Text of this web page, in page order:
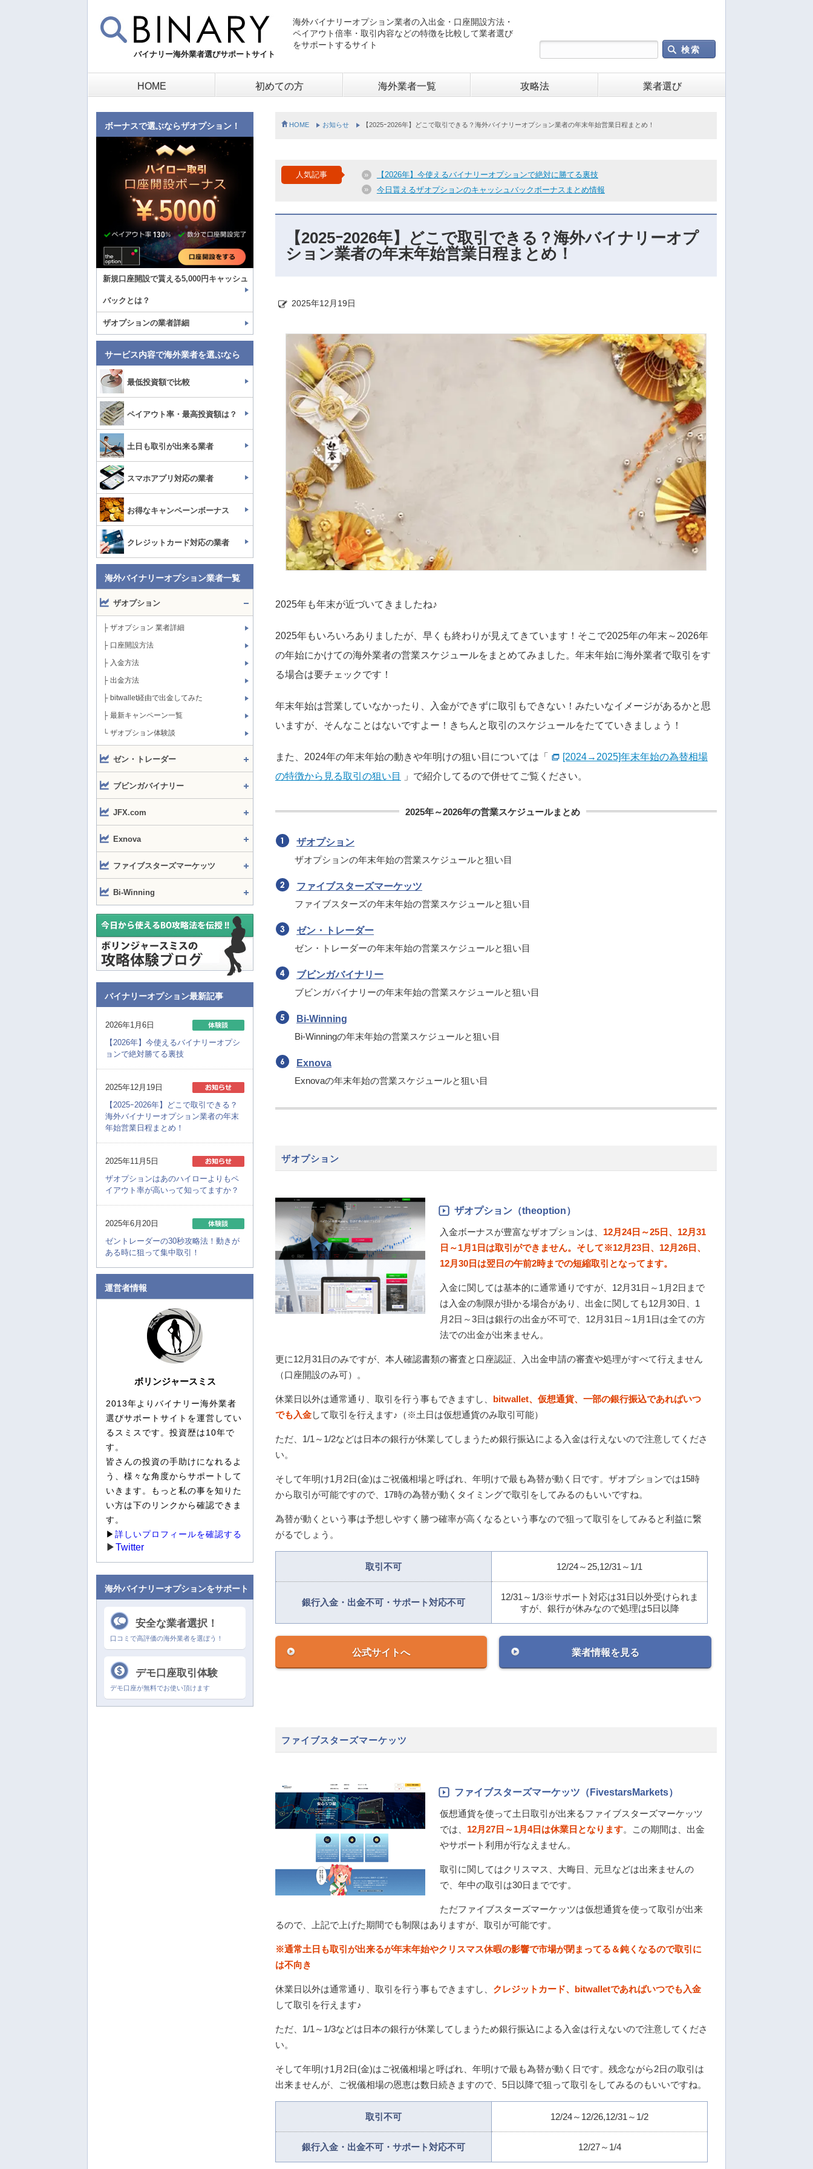
バイナリー海外業者選びサポートサイト
海外バイナリーオプション業者の入出金・口座開設方法・
ペイアウト倍率・取引内容などの特徴を比較して業者選び
をサポートするサイト
HOME 初めての方 海外業者一覧 攻略法 業者選び
HOME お知らせ 【2025ｰ2026年】どこで取引できる？海外バイナリーオプション業者の年末年始営業日程まとめ！
人気記事
【2026年】今使えるバイナリーオプションで絶対に勝てる裏技
今日貰えるザオプションのキャッシュバックボーナスまとめ情報
【2025ｰ2026年】どこで取引できる？海外バイナリーオプ
ション業者の年末年始営業日程まとめ！
2025年12月19日
2025年も年末が近づいてきましたね♪
2025年もいろいろありましたが、早くも終わりが見えてきています！そこで2025年の年末～2026年
の年始にかけての海外業者の営業スケジュールをまとめてみました。年末年始に海外業者で取引をす
る場合は要チェックです！
年末年始は営業していなかったり、入金ができずに取引もできない！みたいなイメージがあるかと思
いますが、そんなことはないですよー！きちんと取引のスケジュールをたてていきましょう！
また、2024年の年末年始の動きや年明けの狙い目については「
[2024→2025]年末年始の為替相場
の特徴から見る取引の狙い目
」で紹介してるので併せてご覧ください。
2025年～2026年の営業スケジュールまとめ
ザオプション
ザオプションの年末年始の営業スケジュールと狙い目
ファイブスターズマーケッツ
ファイブスターズの年末年始の営業スケジュールと狙い目
ゼン・トレーダー
ゼン・トレーダーの年末年始の営業スケジュールと狙い目
ブビンガバイナリー
ブビンガバイナリーの年末年始の営業スケジュールと狙い目
Bi-Winning
Bi-Winningの年末年始の営業スケジュールと狙い目
Exnova
Exnovaの年末年始の営業スケジュールと狙い目
ザオプション
ザオプション（theoption）
入金ボーナスが豊富なザオプションは、 12月24日～25日、12月31
日～1月1日は取引ができません。そして※12月23日、12月26日、
12月30日は翌日の午前2時までの短縮取引 となってます。
入金に関しては基本的に通常通りですが、12月31日～1月2日まで
は入金の制限が掛かる場合があり、出金に関しても12月30日、1
月2日～3日は銀行の出金が不可で、12月31日～1月1日は全ての方
法での出金が出来ません。
更に12月31日のみですが、本人確認書類の審査と口座認証、入出金申請の審査や処理がすべて行えません
（口座開設のみ可）。
休業日以外は通常通り、取引を行う事もできますし、
bitwallet、仮想通貨、一部の銀行振込であればいつ
でも入金して取引を行えます♪（※土日は仮想通貨のみ取引可能）
ただ、1/1～1/2などは日本の銀行が休業してしまうため銀行振込による入金は行えないので注意してくださ
い。
そして年明け1月2日(金)はご祝儀相場と呼ばれ、年明けで最も為替が動く日です。ザオプションでは15時
から取引が可能ですので、17時の為替が動くタイミングで取引をしてみるのもいいですね。
為替が動くという事は予想しやすく勝つ確率が高くなるという事なので狙って取引をしてみると利益に繋
がるでしょう。
取引不可 12/24～25,12/31～1/1
銀行入金・出金不可・サポート対応不可
12/31～1/3※サポート対応は31日以外受けられま
すが、銀行が休みなので処理は5日以降
公式サイトへ 業者情報を見る
ファイブスターズマーケッツ
ファイブスターズマーケッツ（FivestarsMarkets）
仮想通貨を使って土日取引が出来るファイブスターズマーケッツ
では、 12月27日～1月4日は休業日となります。この期間は、出金
やサポート利用が行なえません。
取引に関してはクリスマス、大晦日、元旦などは出来ませんの
で、年中の取引は30日までです。
ただファイブスターズマーケッツは仮想通貨を使って取引が出来
るので、上記で上げた期間でも制限はありますが、取引が可能です。
※通常土日も取引が出来るが年末年始やクリスマス休暇の影響で市場が閉まってる＆鈍くなるので取引に
は不向き
休業日以外は通常通り、取引を行う事もできますし、 クレジットカード、bitwalletであればいつでも入金
して取引を行えます♪
ただ、1/1～1/3などは日本の銀行が休業してしまうため銀行振込による入金は行えないので注意してくださ
い。
そして年明け1月2日(金)はご祝儀相場と呼ばれ、年明けで最も為替が動く日です。残念ながら2日の取引は
出来ませんが、ご祝儀相場の恩恵は数日続きますので、5日以降で狙って取引をしてみるのもいいですね。
取引不可 12/24～12/26,12/31～1/2
銀行入金・出金不可・サポート対応不可 12/27～1/4
ボーナスで選ぶならザオプション！
新規口座開設で貰える5,000円キャッシュ
バックとは？
ザオプションの業者詳細
サービス内容で海外業者を選ぶなら
最低投資額で比較
ペイアウト率・最高投資額は？
土日も取引が出来る業者
スマホアプリ対応の業者
お得なキャンペーンボーナス
クレジットカード対応の業者
海外バイナリーオプション業者一覧
ザオプション
├ ザオプション 業者詳細
├ 口座開設方法
├ 入金方法
├ 出金方法
├ bitwallet経由で出金してみた
├ 最新キャンペーン一覧
└ ザオプション体験談
ゼン・トレーダー
ブビンガバイナリー
JFX.com
Exnova
ファイブスターズマーケッツ
Bi-Winning
バイナリーオプション最新記事
2026年1月6日
【2026年】今使えるバイナリーオプシ
ョンで絶対勝てる裏技
2025年12月19日
【2025ｰ2026年】どこで取引できる？
海外バイナリーオプション業者の年末
年始営業日程まとめ！
2025年11月5日
ザオプションはあのハイローよりもペ
イアウト率が高いって知ってますか？
2025年6月20日
ゼントレーダーの30秒攻略法！動きが
ある時に狙って集中取引！
2025年6月19日
オプションの30秒取引攻略法！
2025年6月18日
ザオプションを攻略するなら5分取引を
選ぶべし！勝ち方を解説
2025年6月17日
ゼントレーダーの最新キャンペーン・
ボーナス情報まとめ【随時更新】
2025年5月23日
5分取引がおすすめ！ファイブスターズ
マーケッツで稼ぐための攻略法！
2025年4月23日
【2025年】最大11連休！バイナリー取
引チャンス！ゴールデンウィークの営
業情報
2025年1月19日まで！ブビンガバイナ
リーの「ウィンターチャレンジ」キャ
ンペーン
運営者情報
ボリンジャースミス
2013年よりバイナリー海外業者
選びサポートサイトを運営してい
るスミスです。投資歴は10年で
す。
皆さんの投資の手助けになれるよ
う、様々な角度からサポートして
いきます。もっと私の事を知りた
い方は下のリンクから確認できま
す。
▶ 詳しいプロフィールを確認する
▶Twitter
海外バイナリーオプションをサポート
安全な業者選択！
口コミで高評価の海外業者を選ぼう！
デモ口座取引体験
デモ口座が無料でお使い頂けます